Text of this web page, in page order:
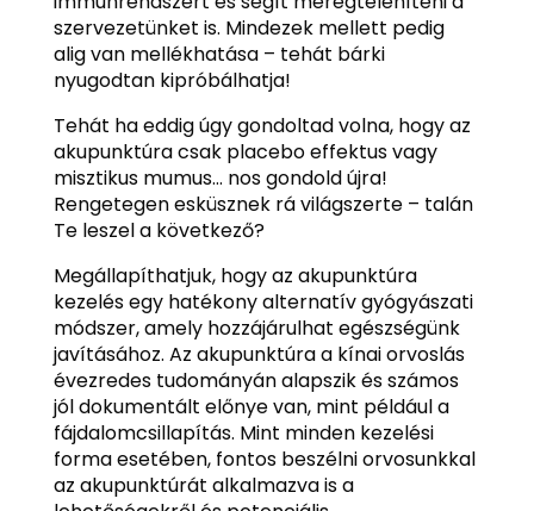
szervezetünket is. Mindezek mellett pedig
alig van mellékhatása – tehát bárki
nyugodtan kipróbálhatja!
Tehát ha eddig úgy gondoltad volna, hogy az
akupunktúra csak placebo effektus vagy
misztikus mumus… nos gondold újra!
Rengetegen esküsznek rá világszerte – talán
Te leszel a következő?
Megállapíthatjuk, hogy az akupunktúra
kezelés egy hatékony alternatív gyógyászati
módszer, amely hozzájárulhat egészségünk
javításához. Az akupunktúra a kínai orvoslás
évezredes tudományán alapszik és számos
jól dokumentált előnye van, mint például a
fájdalomcsillapítás. Mint minden kezelési
forma esetében, fontos beszélni orvosunkkal
az akupunktúrát alkalmazva is a